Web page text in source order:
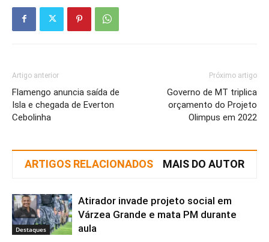
Artigo anterior
Flamengo anuncia saída de
Isla e chegada de Everton
Cebolinha
Próximo artigo
Governo de MT triplica
orçamento do Projeto
Olimpus em 2022
ARTIGOS RELACIONADOS MAIS DO AUTOR
Destaques
Atirador invade projeto social em
Várzea Grande e mata PM durante
aula